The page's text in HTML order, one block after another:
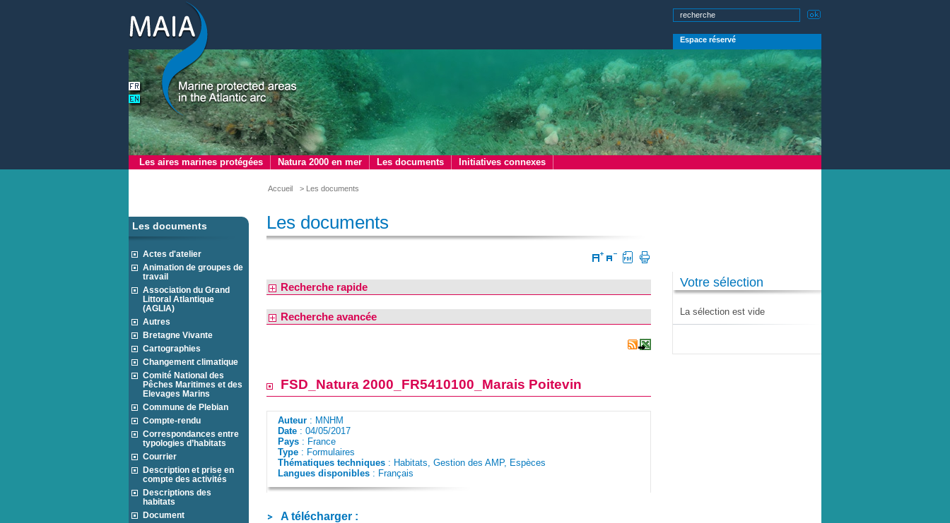
Espace réservé
Les aires marines protégées Natura 2000 en mer Les documents Initiatives connexes
Accueil > Les documents
Les documents
Actes d'atelier
Animation de groupes de
travail
Association du Grand
Littoral Atlantique
(AGLIA)
Autres
Bretagne Vivante
Cartographies
Changement climatique
Comité National des
Pêches Maritimes et des
Elevages Marins
Commune de Plebian
Compte-rendu
Correspondances entre
typologies d’habitats
Courrier
Description et prise en
compte des activités
Descriptions des
habitats
Document
Votre sélection
La sélection est vide
Les documents
Recherche rapide
Recherche avancée
FSD_Natura 2000_FR5410100_Marais Poitevin
Auteur : MNHM
Date : 04/05/2017
Pays : France
Type : Formulaires
Thématiques techniques : Habitats, Gestion des AMP, Espèces
Langues disponibles : Français
A télécharger :